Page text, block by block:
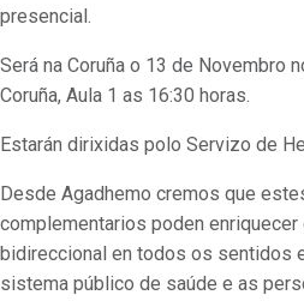
presencial.
Será na Coruña o 13 de Novembro
Coruña, Aula 1 as 16:30 horas.
Estarán dirixidas polo Servizo de
Desde Agadhemo cremos que
complementarios poden
bidireccional en todos os sentidos
sistema público de saúde e as